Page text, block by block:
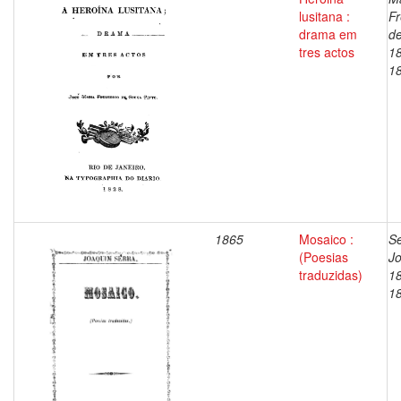
lusitana :
drama em
tres actos
1865
Mosaico :
(Poesias
traduzidas)